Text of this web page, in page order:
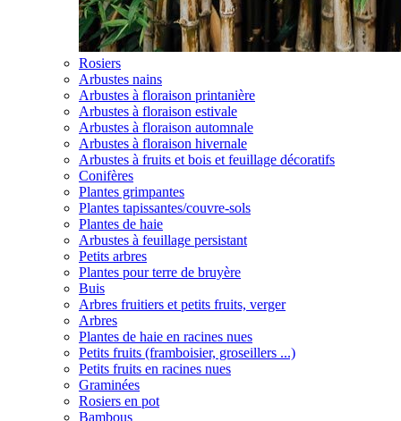
Rosiers
Arbustes nains
Arbustes à floraison printanière
Arbustes à floraison estivale
Arbustes à floraison automnale
Arbustes à floraison hivernale
Arbustes à fruits et bois et feuillage décoratifs
Conifères
Plantes grimpantes
Plantes tapissantes/couvre-sols
Plantes de haie
Arbustes à feuillage persistant
Petits arbres
Plantes pour terre de bruyère
Buis
Arbres fruitiers et petits fruits, verger
Arbres
Plantes de haie en racines nues
Petits fruits (framboisier, groseillers ...)
Petits fruits en racines nues
Graminées
Rosiers en pot
Bambous